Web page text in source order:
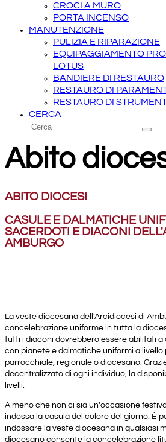
CROCI A MURO
PORTA INCENSO
MANUTENZIONE
PULIZIA E RIPARAZIONE
EQUIPAGGIAMENTO
LOTUS
BANDIERE DI RESTAURO
RESTAURO DI
RESTAURO DI
CERCA
Cerca
Invia
Abito
ABITO DIOCESI
CASULE E DALMATICHE
SACERDOTI E DIACONI
AMBURGO
La veste diocesana dell'Arcidiocesi di
concelebrazione uniforme in tutta la
tutti i diaconi dovrebbero essere abilitati a
con pianete e dalmatiche uniformi a livello
parrocchiale, regionale o diocesano.
decentralizzato di ogni individuo, la
livelli.
A meno che non ci sia un'occasione
indossa la casula del colore del giorno. È
indossare la veste diocesana in qualsiasi
diocesano consente la concelebrazione